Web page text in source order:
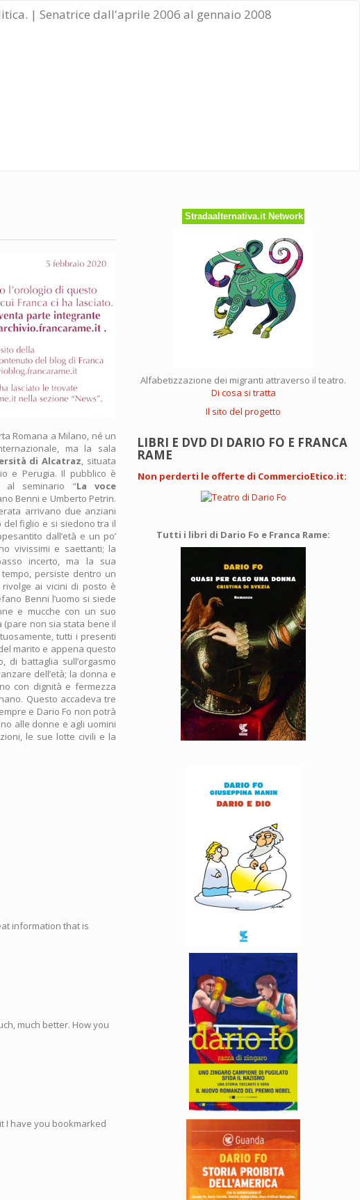
| Senatrice dall'aprile 2006 al gennaio 2008
Romana a Milano, né un
ma la sala
di Alcatraz, situata
e Perugia. Il pubblico è
al seminario “La voce
Benni e Umberto Petrin.
arrivano due anziani
del figlio e si siedono tra il
dall’età e un po’
vivissimi e saettanti; la
incerto, ma la sua
persiste dentro un
ai vicini di posto è
Benni l’uomo si siede
e mucche con un suo
(pare non sia stata bene il
tutti i presenti
marito e appena questo
battaglia sull’orgasmo
dell’età; la donna e
con dignità e fermezza
Questo accadeva tre
e Dario Fo non potrà
alle donne e agli uomini
le sue lotte civili e la
information that is
much better. How you
I have you bookmarked
Stradaalternativa.it Network
Alfabetizzazione dei migranti attraverso il teatro.
Di cosa si tratta
Il sito del progetto
LIBRI E DVD DI DARIO FO E FRANCA
RAME
Non perderti le offerte di CommercioEtico.it:
Tutti i libri di Dario Fo e Franca Rame: